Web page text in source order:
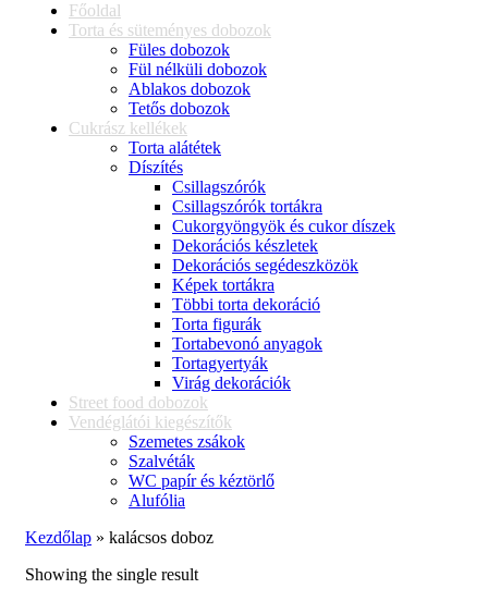
Főoldal
Torta és süteményes dobozok
Füles dobozok
Fül nélküli dobozok
Ablakos dobozok
Tetős dobozok
Cukrász kellékek
Torta alátétek
Díszítés
Csillagszórók
Csillagszórók tortákra
Cukorgyöngyök és cukor díszek
Dekorációs készletek
Dekorációs segédeszközök
Képek tortákra
Többi torta dekoráció
Torta figurák
Tortabevonó anyagok
Tortagyertyák
Virág dekorációk
Street food dobozok
Vendéglátói kiegészítők
Szemetes zsákok
Szalvéták
WC papír és kéztörlő
Alufólia
Kezdőlap » kalácsos doboz
Showing the single result